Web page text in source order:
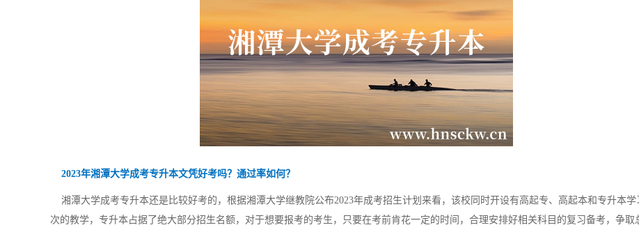
2023年湘潭大学成考专升本文凭好考吗？通过率如何？
湘潭大学成考专升本还是比较好考的，根据湘潭大学继教院公布2023年成考招生计划来看，该校同时开设有高起专、高起本和专升本学
次的教学，专升本占据了绝大部分招生名额，对于想要报考的考生，只要在考前肯花一定的时间，合理安排好相关科目的复习备考，争取